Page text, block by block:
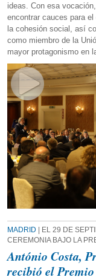
ideas. Con esa
encontrar cauces para
la cohesión social, así
como miembro de la
mayor protagonismo en
MADRID | EL 29 DE
CEREMONIA BAJO LA
António Costa,
recibió el